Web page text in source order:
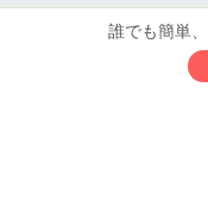
誰でも簡単